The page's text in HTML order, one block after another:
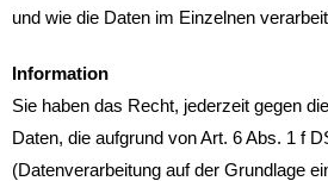
und wie die Daten im Einzelnen
Information
Sie haben das Recht, jederzeit gegen
Daten, die aufgrund von Art. 6 Abs. 1 f
(Datenverarbeitung auf der Grundlage